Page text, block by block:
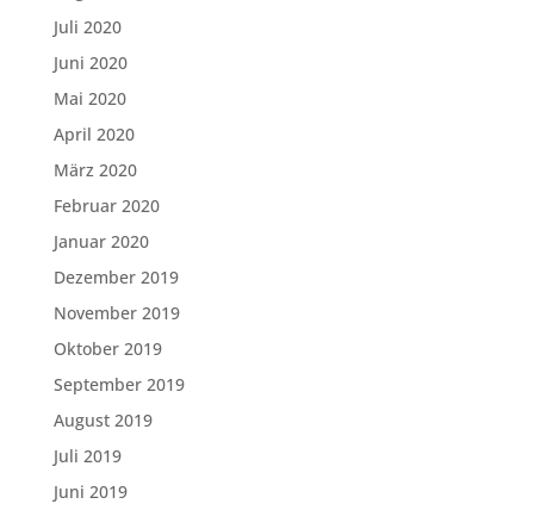
Juli 2020
Juni 2020
Mai 2020
April 2020
März 2020
Februar 2020
Januar 2020
Dezember 2019
November 2019
Oktober 2019
September 2019
August 2019
Juli 2019
Juni 2019